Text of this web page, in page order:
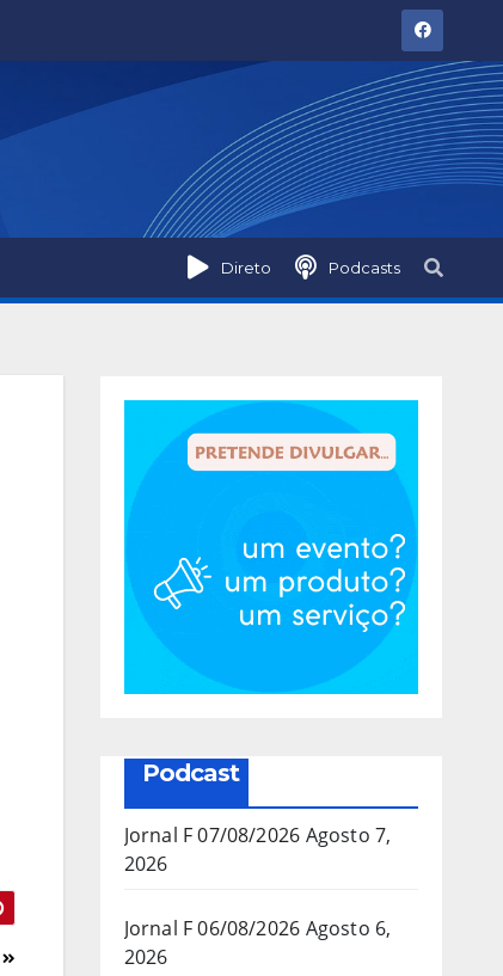
Direto Podcasts
Podcast
Jornal F 07/08/2026 Agosto 7,
2026
Jornal F 06/08/2026 Agosto 6,
2026